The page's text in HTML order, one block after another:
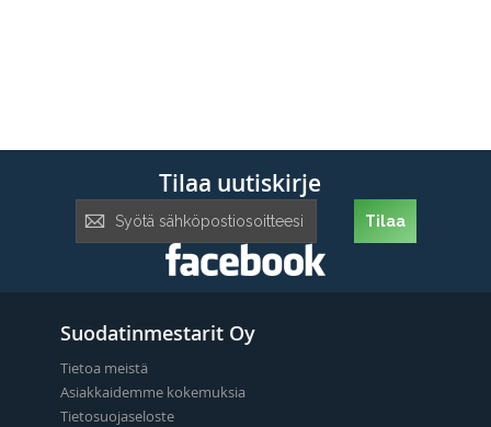
Tilaa uutiskirje
uutiskirje:
Tilaa
Suodatinmestarit Oy
Tietoa meistä
Asiakkaidemme kokemuksia
Tietosuojaseloste